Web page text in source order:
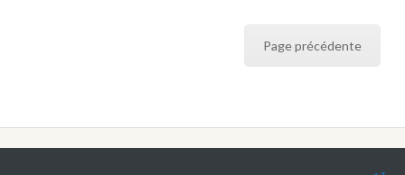
Page précédente